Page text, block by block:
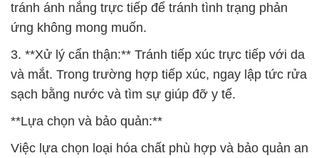
tránh ánh nắng trực tiếp để tránh tình trạng phản
ứng không mong muốn.
3. **Xử lý cẩn thận:** Tránh tiếp xúc trực tiếp với da
và mắt. Trong trường hợp tiếp xúc, ngay lập tức rửa
sạch bằng nước và tìm sự giúp đỡ y tế.
**Lựa chọn và bảo quản:**
Việc lựa chọn loại hóa chất phù hợp và bảo quản an